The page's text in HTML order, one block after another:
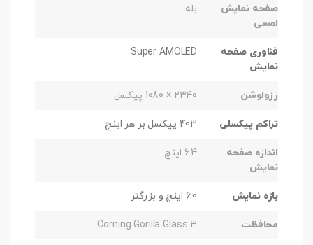
صفحه نمایش
لمسی
بله
فناوری صفحه
نمایش
Super AMOLED
رزولوشن 2340 × 1080 پیکسل
تراکم پیکسلی 403 پیکسل بر هر اینچ
اندازه صفحه
نمایش
6.4 اینچ
بازه نمایش 6.0 اینچ و بزرگتر
محافظت Corning Gorilla Glass 3